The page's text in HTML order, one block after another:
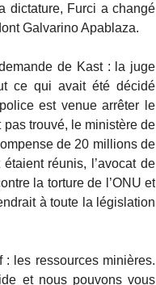
dictature, Furci a changé
Galvarino Apablaza.
de Kast : la juge
ce qui avait été décidé
est venue arrêter le
trouvé, le ministère de
de 20 millions de
réunis, l’avocat de
la torture de l’ONU et
à toute la législation
les ressources minières.
et nous pouvons vous